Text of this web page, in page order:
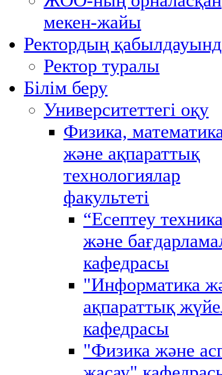
мекен-жайы
Ректордың
Ректор туралы
Білім беру
Университеттегі оқу
Физика,
және ақпараттық
технологиялар
факультеті
“Есептеу
және
кафедрасы
"Информатика
ақпараттық
кафедрасы
"Физика және